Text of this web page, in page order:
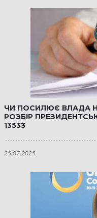
ЧИ ПОСИЛЮЄ ВЛАДА
РОЗБІР
13533
25.07.2025